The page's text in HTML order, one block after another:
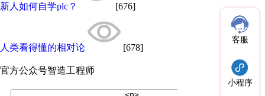
新人如何自学plc？ [676]
人类看得懂的相对论 [678]
官方公众号智造工程师
客服
小程序